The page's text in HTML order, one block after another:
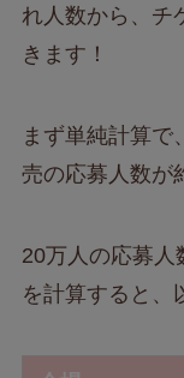
れ人数から、チ
きます！
まず単純計算で
売の応募人数が
20万人の応募人
を計算すると、